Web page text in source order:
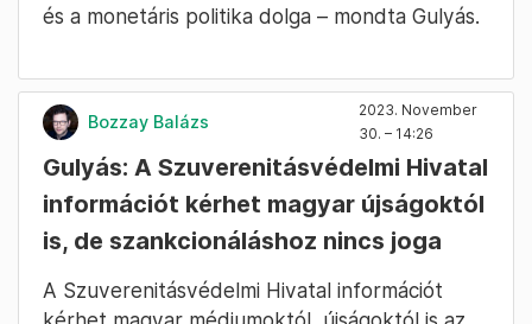
és a monetáris politika dolga – mondta Gulyás.
Bozzay Balázs
2023. November
30. – 14:26
Gulyás: A Szuverenitásvédelmi Hivatal
információt kérhet magyar újságoktól
is, de szankcionáláshoz nincs joga
A Szuverenitásvédelmi Hivatal információt